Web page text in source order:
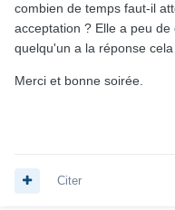
combien de temps faut-il
acceptation ? Elle a peu
quelqu'un a la réponse cela
Merci et bonne soirée.
Citer